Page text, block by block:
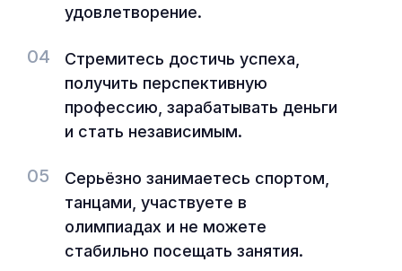
удовлетворение.
04
Стремитесь достичь успеха,
получить перспективную
профессию, зарабатывать деньги
и стать независимым.
05
Серьёзно занимаетесь спортом,
танцами, участвуете в
олимпиадах и не можете
стабильно посещать занятия.